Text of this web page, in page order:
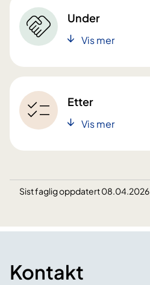
Under
Vis mer
Etter
Vis mer
Sist faglig oppdatert 08.04.2026
Kontakt